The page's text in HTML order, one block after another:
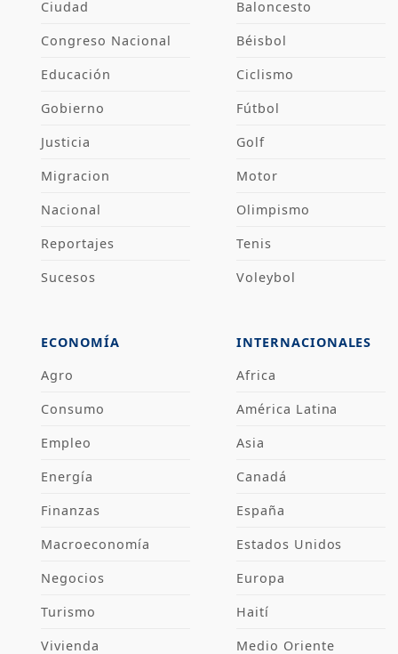
Ciudad
Congreso Nacional
Educación
Gobierno
Justicia
Migracion
Nacional
Reportajes
Sucesos
Baloncesto
Béisbol
Ciclismo
Fútbol
Golf
Motor
Olimpismo
Tenis
Voleybol
ECONOMÍA
Agro
Consumo
Empleo
Energía
Finanzas
Macroeconomía
Negocios
Turismo
Vivienda
INTERNACIONALES
Africa
América Latina
Asia
Canadá
España
Estados Unidos
Europa
Haití
Medio Oriente